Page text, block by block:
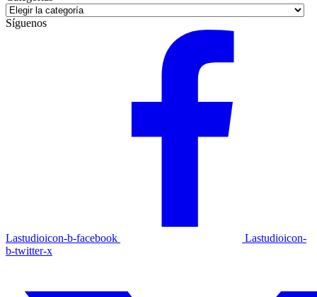
Categorías
Síguenos
Lastudioicon-b-facebook
Lastudioicon-
b-twitter-x